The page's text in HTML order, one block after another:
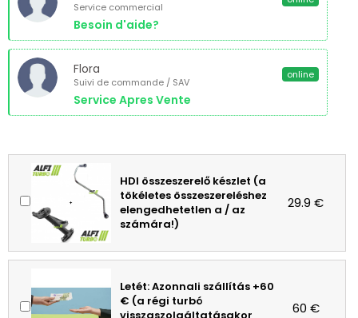
Service commercial
Besoin d'aide?
Flora
Suivi de commande / SAV
Service Apres Vente
online
HDI összeszerelő készlet (a
tökéletes összeszereléshez
elengedhetetlen a / az
számára!)
29.9 €
Letét: Azonnali szállítás +60
€ (a régi turbó
60 €